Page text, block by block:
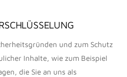
und zum Schutz
Inhalte, wie zum Beispiel
die Sie an uns als